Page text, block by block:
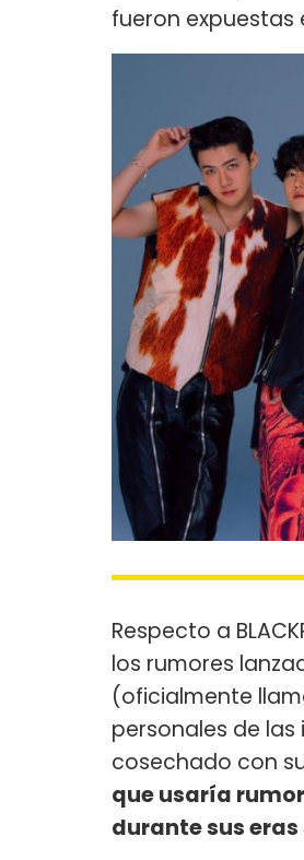
fueron
Respecto a
los rumores
(oficialmente
personales de las
cosechado con
que usaría
durante sus